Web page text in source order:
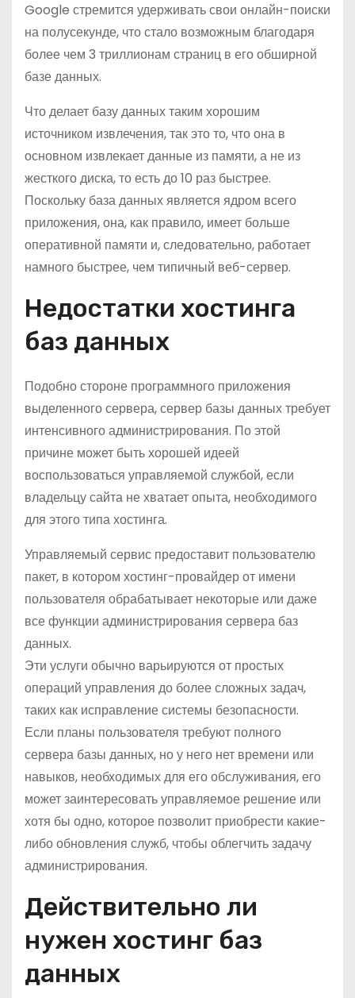
Google стремится удерживать свои онлайн-поиски
на полусекунде, что стало возможным благодаря
более чем 3 триллионам страниц в его обширной
базе данных.
Что делает базу данных таким хорошим
источником извлечения, так это то, что она в
основном извлекает данные из памяти, а не из
жесткого диска, то есть до 10 раз быстрее.
Поскольку база данных является ядром всего
приложения, она, как правило, имеет больше
оперативной памяти и, следовательно, работает
намного быстрее, чем типичный веб-сервер.
Недостатки хостинга
баз данных
Подобно стороне программного приложения
выделенного сервера, сервер базы данных требует
интенсивного администрирования. По этой
причине может быть хорошей идеей
воспользоваться управляемой службой, если
владельцу сайта не хватает опыта, необходимого
для этого типа хостинга.
Управляемый сервис предоставит пользователю
пакет, в котором хостинг-провайдер от имени
пользователя обрабатывает некоторые или даже
все функции администрирования сервера баз
данных.
Эти услуги обычно варьируются от простых
операций управления до более сложных задач,
таких как исправление системы безопасности.
Если планы пользователя требуют полного
сервера базы данных, но у него нет времени или
навыков, необходимых для его обслуживания, его
может заинтересовать управляемое решение или
хотя бы одно, которое позволит приобрести какие-
либо обновления служб, чтобы облегчить задачу
администрирования.
Действительно ли
нужен хостинг баз
данных